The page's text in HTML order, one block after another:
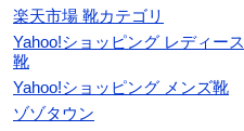
楽天市場 靴カテゴリ
Yahoo!ショッピング レディース
靴
Yahoo!ショッピング メンズ靴
ゾゾタウン